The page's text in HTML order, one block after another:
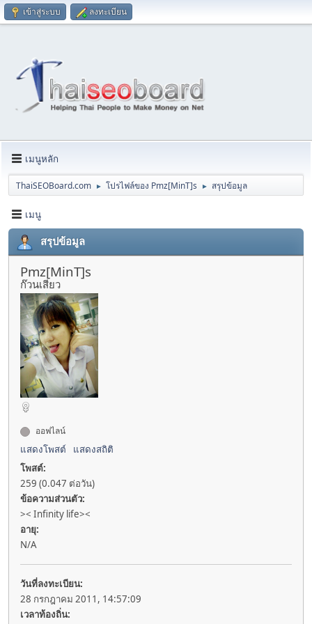
เข้าสู่ระบบ ลงทะเบียน
เมนูหลัก
ThaiSEOBoard.com ► โปรไฟล์ของ Pmz[MinT]s ► สรุปข้อมูล
เมนู
สรุปข้อมูล
Pmz[MinT]s
ก๊วนเสียว
ออฟไลน์
แสดงโพสต์
แสดงสถิติ
โพสต์:
259 (0.047 ต่อวัน)
ข้อความส่วนตัว:
>< Infinity life><
อายุ:
N/A
วันที่ลงทะเบียน:
28 กรกฎาคม 2011, 14:57:09
เวลาท้องถิ่น: